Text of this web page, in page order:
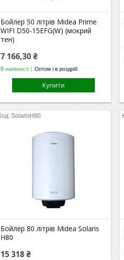
Бойлер 50 літрів Midea Prime
WIFI D50-15EFG(W) (мокрий
тен)
7 166,30 ₴
В наявності Оптом і в роздріб
Купити
SolarisH80
Бойлер 80 літрів Midea Solaris
H80
15 318 ₴